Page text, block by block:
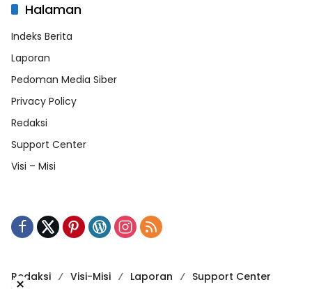
Halaman
Indeks Berita
Laporan
Pedoman Media Siber
Privacy Policy
Redaksi
Support Center
Visi – Misi
Redaksi Visi-Misi Laporan Support Center
×